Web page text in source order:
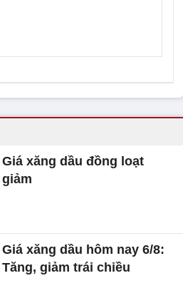
Giá xăng dầu đồng loạt
giảm
Giá xăng dầu hôm nay 6/8:
Tăng, giảm trái chiều